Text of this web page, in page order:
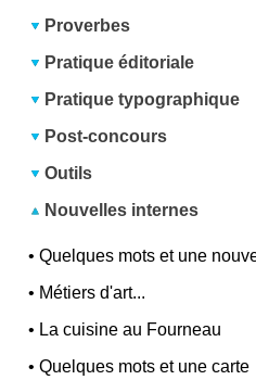
Proverbes
Pratique éditoriale
Pratique typographique
Post-concours
Outils
Nouvelles internes
•Quelques mots et une
• Métiers d'art...
• La cuisine au Fourneau
•Quelques mots et une carte